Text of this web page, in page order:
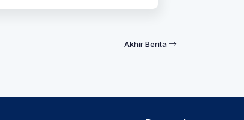
Akhir Berita